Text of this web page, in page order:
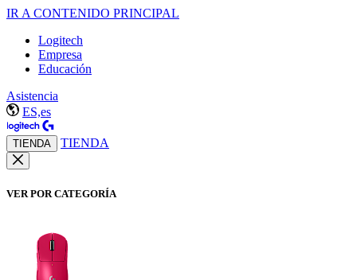
IR A CONTENIDO PRINCIPAL
Logitech
Empresa
Educación
Asistencia
ES,es
TIENDA TIENDA
VER POR CATEGORÍA